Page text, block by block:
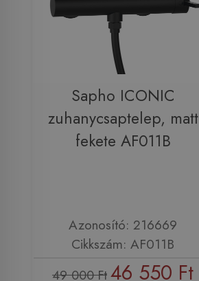
Sapho ICONIC
zuhanycsaptelep, matt
fekete AF011B
Azonosító: 216669
Cikkszám: AF011B
49 000 Ft46 550 Ft